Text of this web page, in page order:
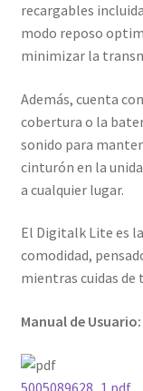
recargables
modo reposo
minimizar la
Además, cuenta
cobertura o la
sonido para
cinturón en la
a cualquier lugar.
El Digitalk Lite es
comodidad,
mientras cuidas de
Manual de Usuario:
5005089628_1.pdf